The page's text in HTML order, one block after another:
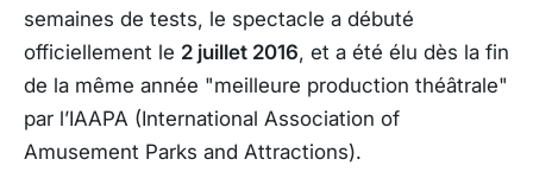
semaines de tests, le spectacle a débuté
officiellement le 2 juillet 2016, et a été élu dès la fin
de la même année "meilleure production théâtrale"
par l’IAAPA (International Association of
Amusement Parks and Attractions).